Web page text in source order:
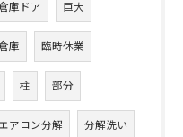
庫ドア 巨大
庫 臨時休業
柱 部分
アコン分解 分解洗い